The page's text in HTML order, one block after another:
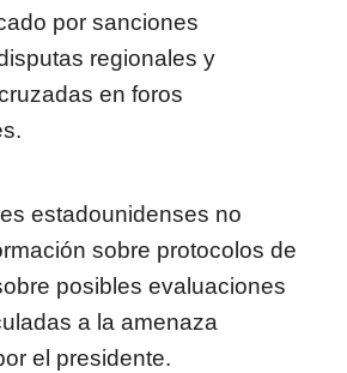
por sanciones
regionales y
en foros
estadounidenses no
sobre protocolos de
posibles evaluaciones
a la amenaza
el presidente.